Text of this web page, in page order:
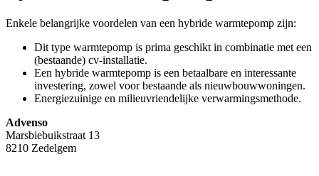
Enkele belangrijke voordelen van een hybride warmtepomp zijn:
Dit type warmtepomp is prima geschikt in combinatie met een
(bestaande) cv-installatie.
Een hybride warmtepomp is een betaalbare en interessante
investering, zowel voor bestaande als nieuwbouwwoningen.
Energiezuinige en milieuvriendelijke verwarmingsmethode.
Advenso
Marsbiebuikstraat 13
8210 Zedelgem